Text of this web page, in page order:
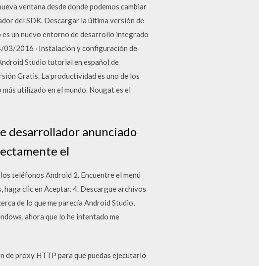
ventana desde donde podemos cambiar
del SDK. Descargar la última versión de
un nuevo entorno de desarrollo integrado
2016 · Instalación y configuración de
Studio tutorial en español de
Gratis. La productividad es uno de los
utilizado en el mundo. Nougat es el
desarrollador anunciado
el
teléfonos Android 2. Encuentre el menú
clic en Aceptar. 4. Descargue archivos
de lo que me parecía Android Studio,
ahora que lo he intentado me
de proxy HTTP para que puedas ejecutarlo